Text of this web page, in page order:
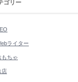
ゴリー
ライター
もちゃ
店